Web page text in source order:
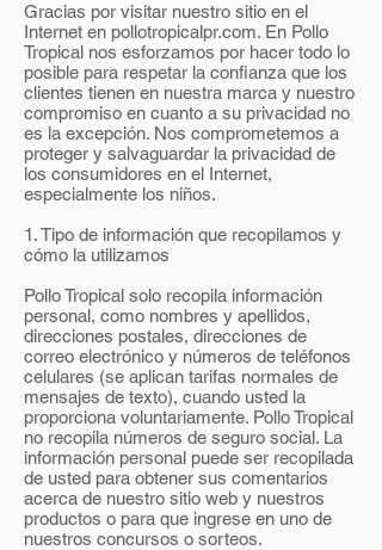
Gracias por visitar nuestro sitio en el
Internet en pollotropicalpr.com. En Pollo
Tropical nos esforzamos por hacer todo lo
posible para respetar la confianza que los
clientes tienen en nuestra marca y nuestro
compromiso en cuanto a su privacidad no
es la excepción. Nos comprometemos a
proteger y salvaguardar la privacidad de
los consumidores en el Internet,
especialmente los niños.
1. Tipo de información que recopilamos y
cómo la utilizamos
Pollo Tropical solo recopila información
personal, como nombres y apellidos,
direcciones postales, direcciones de
correo electrónico y números de teléfonos
celulares (se aplican tarifas normales de
mensajes de texto), cuando usted la
proporciona voluntariamente. Pollo Tropical
no recopila números de seguro social. La
información personal puede ser recopilada
de usted para obtener sus comentarios
acerca de nuestro sitio web y nuestros
productos o para que ingrese en uno de
nuestros concursos o sorteos.